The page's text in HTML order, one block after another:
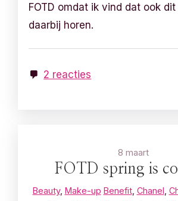
FOTD omdat ik vind dat ook
daarbij horen.
2 reacties
8 maart
FOTD spring is
Beauty, Make-up Benefit, Chanel